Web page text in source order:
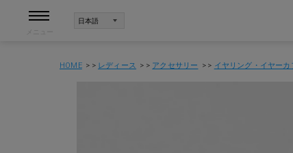
HOME レディース アクセサリー イヤリング・イヤーカ